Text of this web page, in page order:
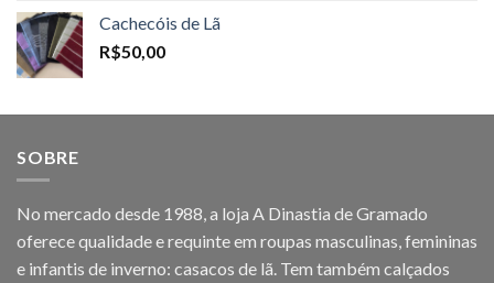
Cachecóis de Lã
R$50,00
SOBRE
No mercado desde 1988, a loja A Dinastia de Gramado
oferece qualidade e requinte em roupas masculinas, femininas
e infantis de inverno: casacos de lã. Tem também calçados